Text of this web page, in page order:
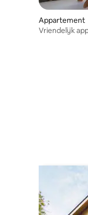
Appartement
Vriendelijk